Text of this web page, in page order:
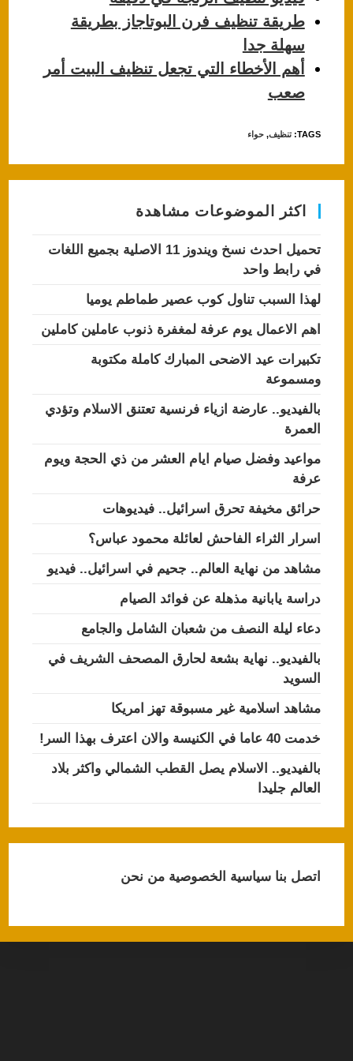
طريقة تنظيف فرن البوتاجاز بطريقة
سهلة جدا
أهم الأخطاء التي تجعل تنظيف البيت أمر
صعب
TAGS
:تنظيف, حواء
اكثر الموضوعات مشاهدة
تحميل احدث نسخ ويندوز 11 الاصلية بجميع اللغات
في رابط واحد
لهذا السبب تناول كوب عصير طماطم يوميا
اهم الاعمال يوم عرفة لمغفرة ذنوب عاملين كاملين
تكبيرات عيد الاضحى المبارك كاملة مكتوبة
ومسموعة
بالفيديو.. عارضة ازياء فرنسية تعتنق الاسلام وتؤدي
العمرة
مواعيد وفضل صيام ايام العشر من ذي الحجة ويوم
عرفة
حرائق مخيفة تحرق اسرائيل.. فيديوهات
اسرار الثراء الفاحش لعائلة محمود عباس؟
مشاهد من نهاية العالم.. جحيم في اسرائيل.. فيديو
دراسة يابانية مذهلة عن فوائد الصيام
دعاء ليلة النصف من شعبان الشامل والجامع
بالفيديو.. نهاية بشعة لحارق المصحف الشريف في
السويد
مشاهد اسلامية غير مسبوقة تهز امريكا
خدمت 40 عاما في الكنيسة والان اعترف بهذا السر!
بالفيديو.. الاسلام يصل القطب الشمالي واكثر بلاد
العالم جليدا
اتصل بناسياسية الخصوصيةمن نحن